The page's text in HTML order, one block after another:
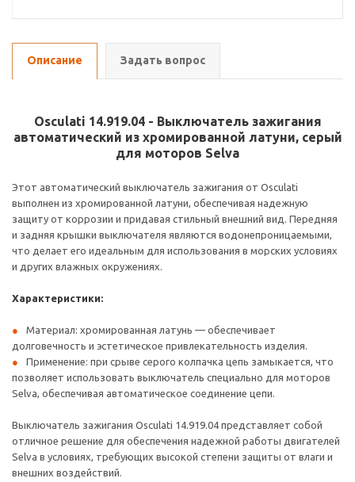
Описание Задать вопрос
Osculati 14.919.04 - Выключатель зажигания
автоматический из хромированной латуни, серый
для моторов Selva
Этот автоматический выключатель зажигания от Osculati
выполнен из хромированной латуни, обеспечивая надежную
защиту от коррозии и придавая стильный внешний вид. Передняя
и задняя крышки выключателя являются водонепроницаемыми,
что делает его идеальным для использования в морских условиях
и других влажных окружениях.
Характеристики:
Материал: хромированная латунь — обеспечивает
долговечность и эстетическое привлекательность изделия.
Применение: при срыве серого колпачка цепь замыкается, что
позволяет использовать выключатель специально для моторов
Selva, обеспечивая автоматическое соединение цепи.
Выключатель зажигания Osculati 14.919.04 представляет собой
отличное решение для обеспечения надежной работы двигателей
Selva в условиях, требующих высокой степени защиты от влаги и
внешних воздействий.